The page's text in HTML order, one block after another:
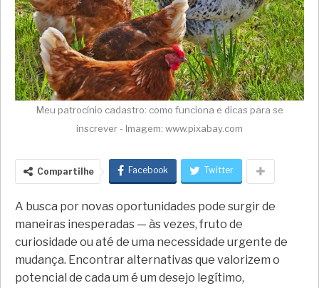
Meu patrocínio cadastro: como funciona e dicas para se
inscrever - Imagem: www.pixabay.com
Compartilhe Facebook Twitter
A busca por novas oportunidades pode surgir de
maneiras inesperadas — às vezes, fruto de
curiosidade ou até de uma necessidade urgente de
mudança. Encontrar alternativas que valorizem o
potencial de cada um é um desejo legítimo,